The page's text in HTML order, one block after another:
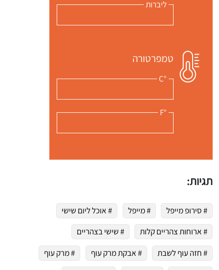
שלי "פודיק" כמנויים עוד היום!
כמנויים ותלחצו על הפעמון תקבלו התראה לטלפון הנייד ברגע שעולה מתכון חדש לערוץ,
ליברות
טמפרטורה
°C
°F
תגיות:
# סירופ מייפל # מייפל
# אוכל ליום שישי
# ארוחות צהריים קלות
# שישי בצהריים
# חזה עוף לשבת
# אבקת מרק עוף
# מרק עוף